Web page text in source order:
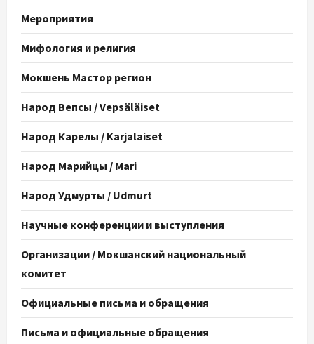
Мероприятия
Мифология и религия
Мокшень Мастор регион
Народ Вепсы / Vepsäläiset
Народ Карелы / Karjalaiset
Народ Марийцы / Mari
Народ Удмурты / Udmurt
Научные конференции и выступления
Организации / Мокшанский национальный
комитет
Официальные письма и обращения
Письма и официальные обращения